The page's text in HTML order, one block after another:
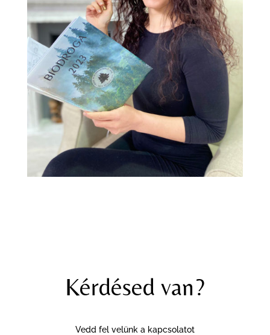
Kérdésed van?
Vedd fel velünk a kapcsolatot